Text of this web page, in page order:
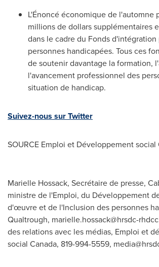
L'Énoncé économique de l'automne
millions de dollars supplémentaires
dans le cadre du Fonds d'intégration
personnes handicapées. Tous ces
de soutenir davantage la formation,
l'avancement professionnel des
situation de handicap.
Suivez-nous sur Twitter
SOURCE Emploi et Développement social
Marielle Hossack, Secrétaire de presse,
ministre de l'Emploi, du Développement
d'œuvre et de l'Inclusion des personnes
Qualtrough, marielle.hossack@hrsdc-
des relations avec les médias, Emploi et
social Canada, 819-994-5559,